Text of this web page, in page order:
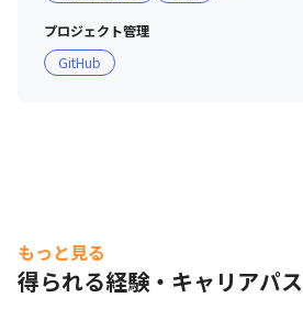
プロジェクト管理
GitHub
もっと見る
得られる経験・キャリアパス